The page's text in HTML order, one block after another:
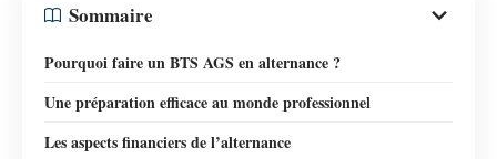
Sommaire
Pourquoi faire un BTS AGS en alternance ?
Une préparation efficace au monde professionnel
Les aspects financiers de l’alternance